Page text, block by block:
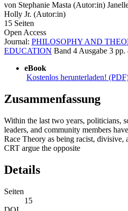
von Stephanie Masta (Autor:in)
Holly Jr. (Autor:in)
15 Seiten
Open Access
Journal: PHILOSOPHY AND
EDUCATION Band 4Ausgabe 3 pp.
eBook
Kostenlos herunterladen!
Zusammenfassung
Within the last two years, politicians,
leaders, and community members
Race Theory as being racist, divisive,
CRT argue the opposite
Details
Seiten
15